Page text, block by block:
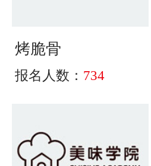
烤脆骨
报名人数： 734